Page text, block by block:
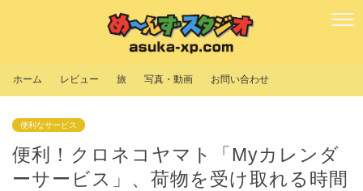
ホーム レビュー 旅 写真・動画 お問い合わせ
便利なサービス
便利！クロネコヤマト「Myカレンダ
ーサービス」、荷物を受け取れる時間